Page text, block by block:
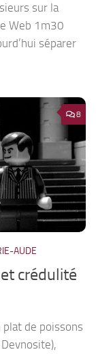
sur la
Web 1m30
séparer
8
AUDE
crédulité
plat de poissons